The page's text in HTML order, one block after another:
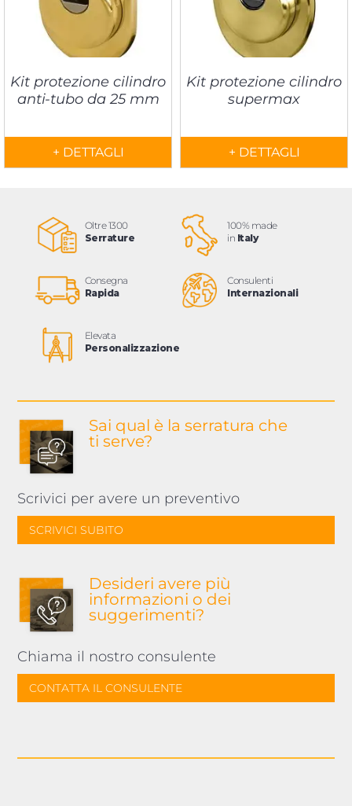
Kit protezione cilindro
anti-tubo da 25 mm
+ DETTAGLI
Kit protezione cilindro
supermax
+ DETTAGLI
Oltre 1300
Serrature
100% made
in Italy
Consegna
Rapida
Consulenti
Internazionali
Elevata
Personalizzazione
Sai qual è la serratura che
ti serve?
Scrivici per avere un preventivo
SCRIVICI SUBITO
Desideri avere più
informazioni o dei
suggerimenti?
Chiama il nostro consulente
CONTATTA IL CONSULENTE